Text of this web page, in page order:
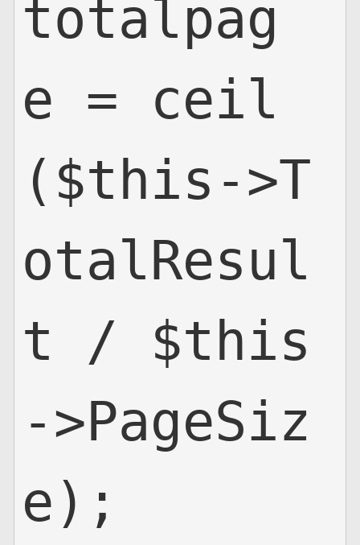
totalpag
e = ceil
($this->T
otalResul
t / $this
->PageSiz
e);